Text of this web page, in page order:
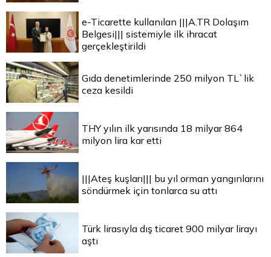
e-Ticarette kullanılan |||A.TR Dolaşım
Belgesi||| sistemiyle ilk ihracat
gerçekleştirildi
Gıda denetimlerinde 250 milyon TL`lik
ceza kesildi
THY yılın ilk yarısında 18 milyar 864
milyon lira kar etti
|||Ateş kuşları||| bu yıl orman yangınlarını
söndürmek için tonlarca su attı
Türk lirasıyla dış ticaret 900 milyar lirayı
aştı